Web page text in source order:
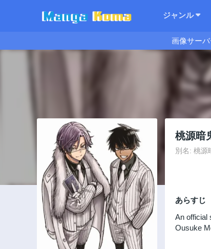
ジャンル
画像サー
桃源暗
別名: 桃源
あらすじ
An official
Ousuke